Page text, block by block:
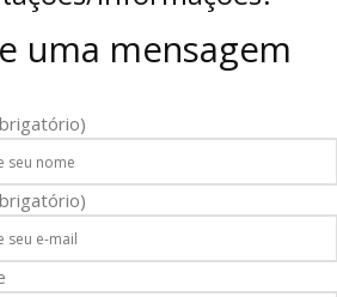
uma mensagem